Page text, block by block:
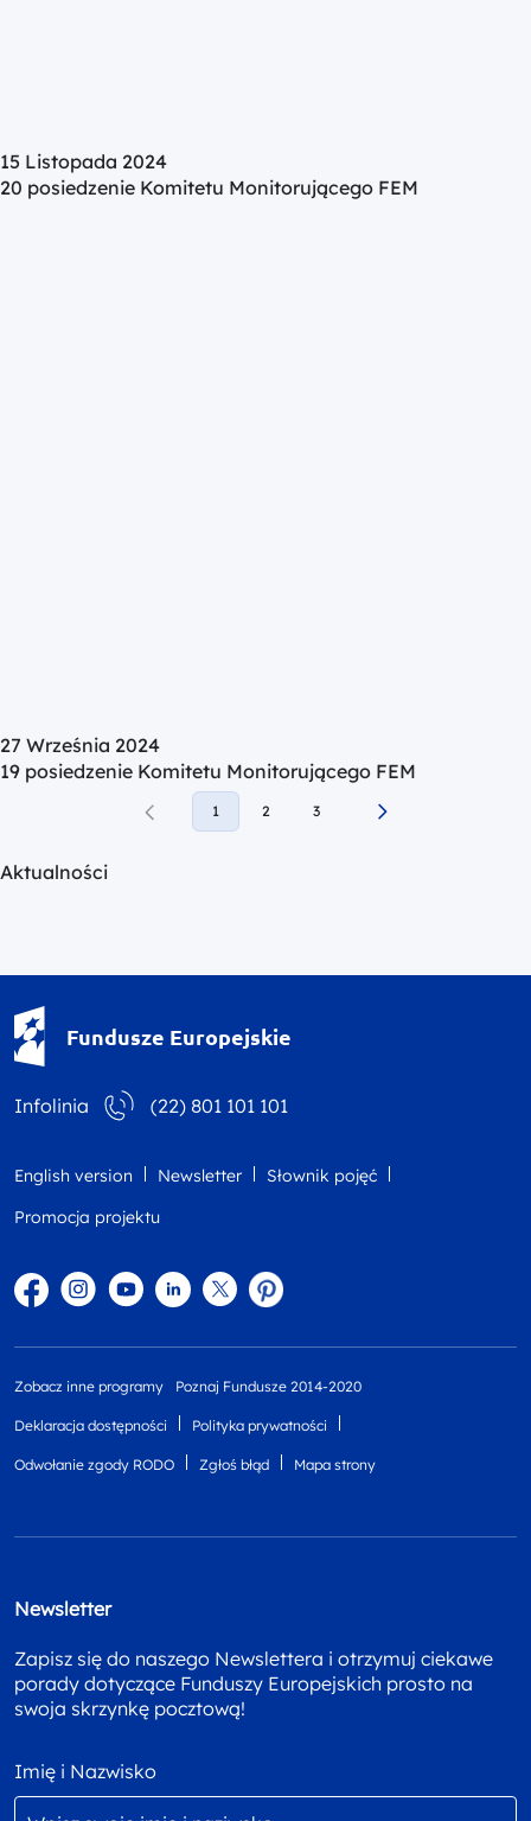
15 Listopada 2024
20 posiedzenie Komitetu Monitorującego FEM
27 Września 2024
19 posiedzenie Komitetu Monitorującego FEM
1 2 3
Aktualności
Fundusze Europejskie
Infolinia (22) 801 101 101
English version Newsletter
Słownik pojęć
Promocja projektu
FacebookInstagram
YouTubeLinkedintwitterPinterest
Zobacz inne programy Poznaj Fundusze 2014-2020
Deklaracja dostępności Polityka prywatności
Odwołanie zgody RODO Zgłoś błąd Mapa strony
Newsletter
Zapisz się do naszego Newslettera i otrzymuj ciekawe
porady dotyczące Funduszy Europejskich prosto na
swoja skrzynkę pocztową!
Imię i Nazwisko